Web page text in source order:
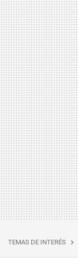
TEMAS DE INTERÉS